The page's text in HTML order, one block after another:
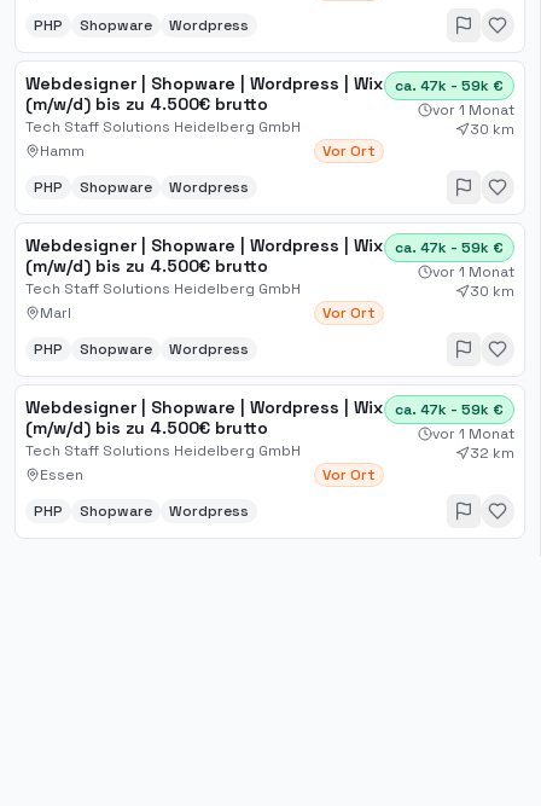
PHP
Shopware Wordpress
Webdesigner | Shopware | Wordpress | Wix
(m/w/d) bis zu 4.500€ brutto
Tech Staff Solutions Heidelberg GmbH
Hamm
Vor Ort
ca. 47k - 59k €
vor 1 Monat
30 km
PHP Shopware Wordpress
Webdesigner | Shopware | Wordpress | Wix
(m/w/d) bis zu 4.500€ brutto
Tech Staff Solutions Heidelberg GmbH
Marl
Vor Ort
ca. 47k - 59k €
vor 1 Monat
30 km
PHP Shopware Wordpress
Webdesigner | Shopware | Wordpress | Wix
(m/w/d) bis zu 4.500€ brutto
Tech Staff Solutions Heidelberg GmbH
Essen
Vor Ort
ca. 47k - 59k €
vor 1 Monat
32 km
PHP Shopware Wordpress